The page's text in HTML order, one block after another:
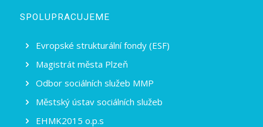
SPOLUPRACUJEME
Evropské strukturální fondy (ESF)
Magistrát města Plzeň
Odbor sociálních služeb MMP
Městský ústav sociálních služeb
EHMK2015 o.p.s